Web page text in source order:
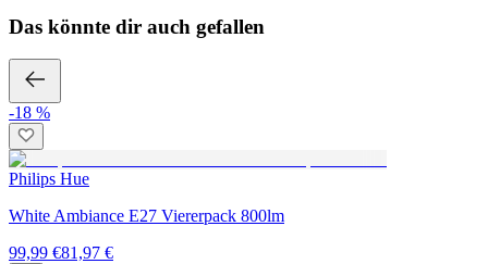
Das könnte dir auch gefallen
-18 %
Philips Hue
White Ambiance E27 Viererpack 800lm
99,99 €81,97 €